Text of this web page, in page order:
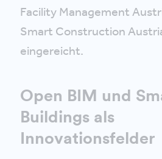
Facility Management
Smart Construction
eingereicht.
Open BIM und
Buildings als
Innovationsfelder